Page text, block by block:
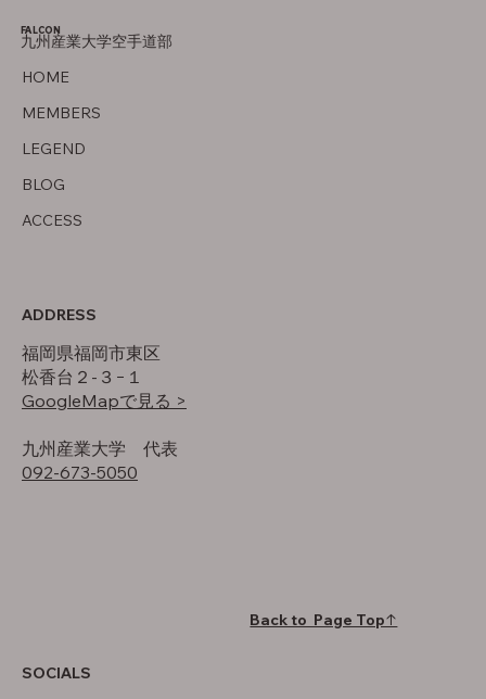
HOME
MEMBERS
LEGEND
BLOG
ACCESS
FALCON
九州産業大学空手道部
ADDRESS
福岡県福岡市東区
松香台２-３−１
GoogleMapで見る >
​九州産業大学 代表
092-673-5050
SOCIALS
Back to Page Top↑